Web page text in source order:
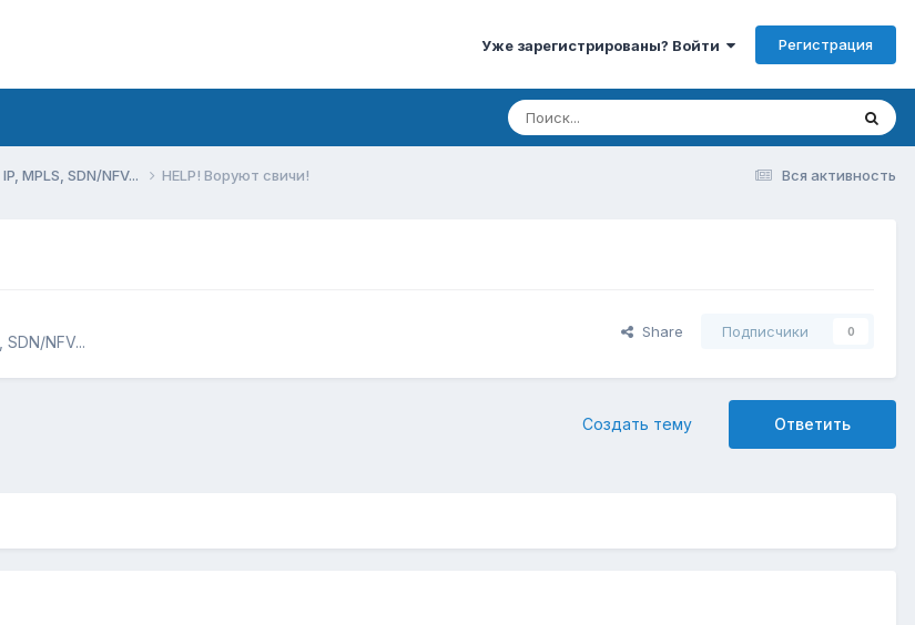
Уже зарегистрированы? Войти Регистрация
Вся активность
MPLS, SDN/NFV... HELP! Воруют свичи!
NFV...
Share Подписчики 0
Ответить
Создать тему